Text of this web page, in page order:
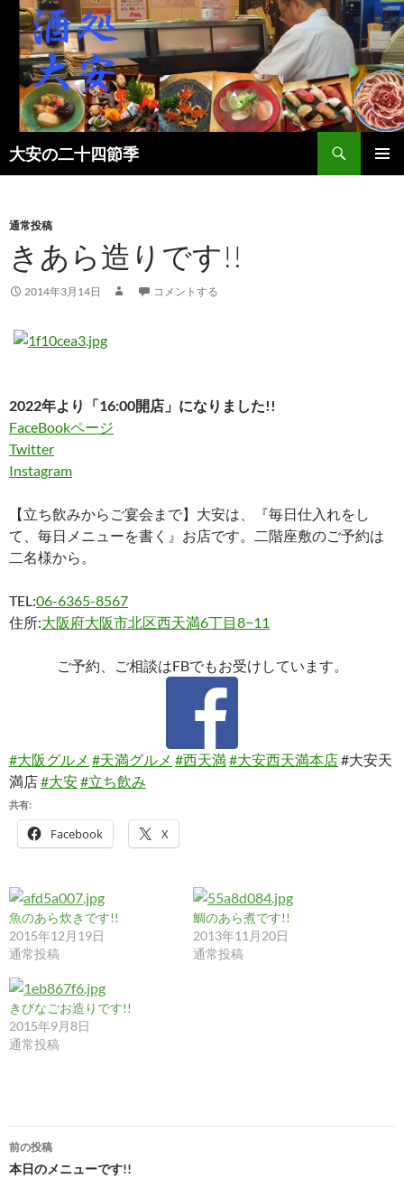
大安の二十四節季
検
索
ン
ツ
へ
キ
プ
通常投稿
きあら造りです!!
2014年3月14日 コメントする
2022年より「16:00開店」になりました!!
FaceBookページ
Twitter
Instagram
【立ち飲みからご宴会まで】大安は、『毎日仕入れをし
て、毎日メニューを書く』お店です。二階座敷のご予約は
二名様から。
TEL:06-6365-8567
住所:大阪府大阪市北区西天満6丁目8−11
ご予約、ご相談はFBでもお受けしています。
#大阪グルメ #天満グルメ #西天満#大安西天満本店#大安天
満店#大安#立ち飲み
共有:
Facebook X
魚のあら炊きです!!
2015年12月19日
通常投稿
鯛のあら煮です!!
2013年11月20日
通常投稿
きびなごお造りです!!
2015年9月8日
通常投稿
投
稿
前の投稿
本日のメニューです!!